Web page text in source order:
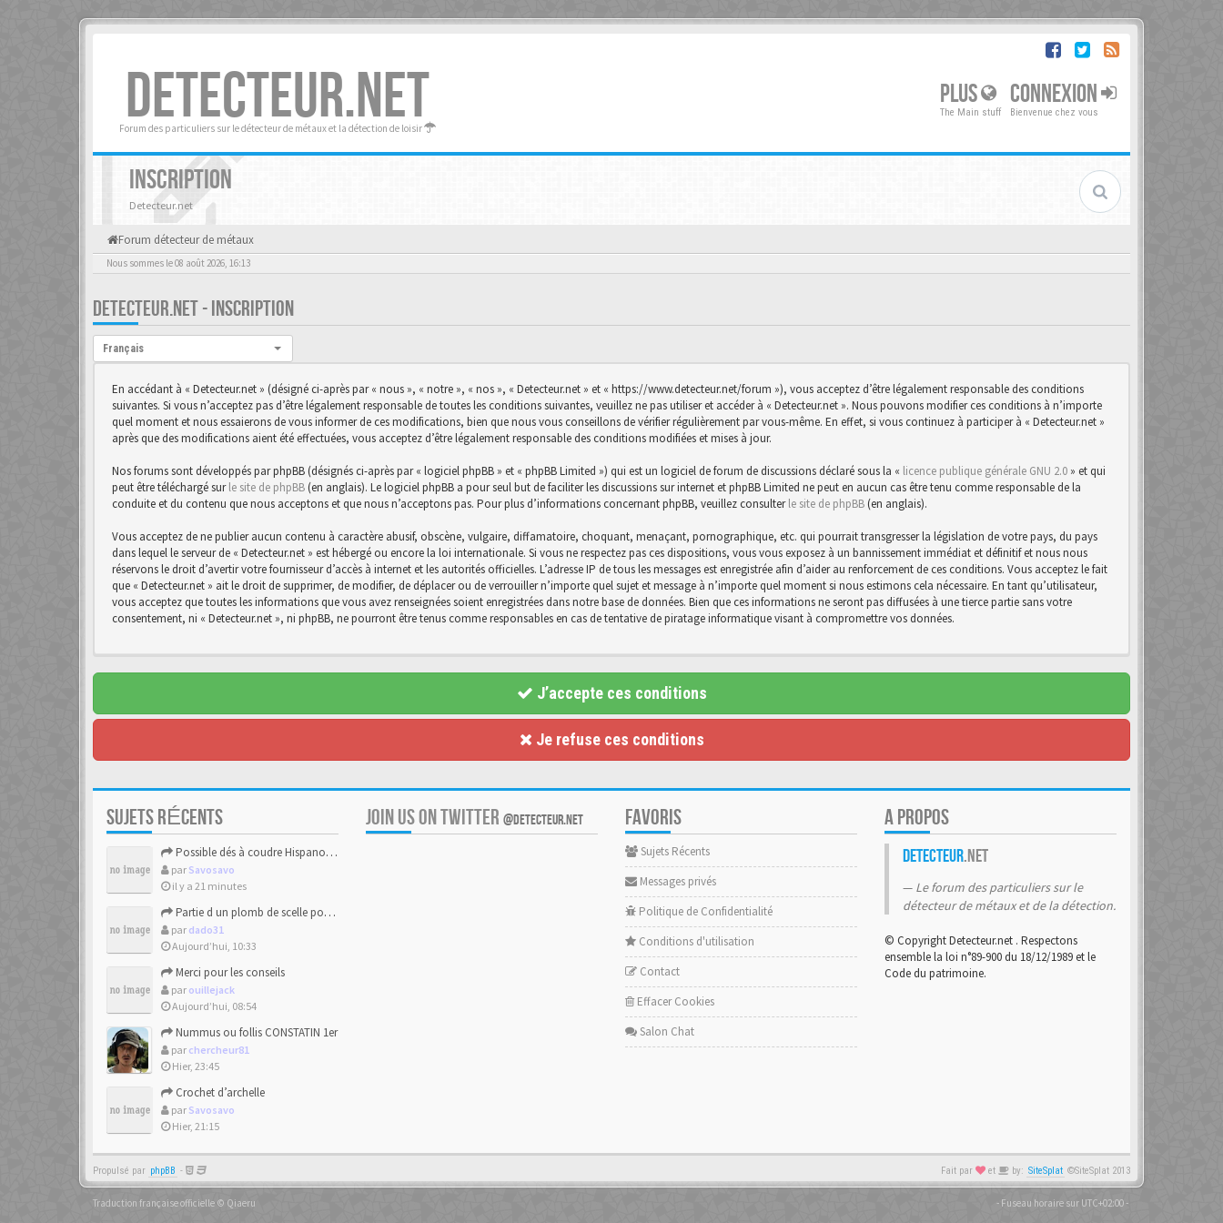
DETECTEUR.NET
Forum des particuliers sur le détecteur de métaux et la détection de loisir
PLUS
The Main stuff
CONNEXION
Bienvenue chez vous
INSCRIPTION
Detecteur.net
Forum détecteur de métaux
Nous sommes le 08 août 2026, 16:13
DETECTEUR.NET - INSCRIPTION
Langue :
Français
En accédant à « Detecteur.net » (désigné ci-après par « nous », « notre », « nos », « Detecteur.net » et « https://www.detecteur.net/forum »), vous acceptez d’être légalement responsable des conditions
suivantes. Si vous n’acceptez pas d’être légalement responsable de toutes les conditions suivantes, veuillez ne pas utiliser et accéder à « Detecteur.net ». Nous pouvons modifier ces conditions à n’importe
quel moment et nous essaierons de vous informer de ces modifications, bien que nous vous conseillons de vérifier régulièrement par vous-même. En effet, si vous continuez à participer à « Detecteur.net »
après que des modifications aient été effectuées, vous acceptez d’être légalement responsable des conditions modifiées et mises à jour.
Nos forums sont développés par phpBB (désignés ci-après par « logiciel phpBB » et « phpBB Limited ») qui est un logiciel de forum de discussions déclaré sous la « licence publique générale GNU 2.0 » et qui
peut être téléchargé surle site de phpBB (en anglais). Le logiciel phpBB a pour seul but de faciliter les discussions sur internet et phpBB Limited ne peut en aucun cas être tenu comme responsable de la
conduite et du contenu que nous acceptons et que nous n’acceptons pas. Pour plus d’informations concernant phpBB, veuillez consulterle site de phpBB (en anglais).
Vous acceptez de ne publier aucun contenu à caractère abusif, obscène, vulgaire, diffamatoire, choquant, menaçant, pornographique, etc. qui pourrait transgresser la législation de votre pays, du pays
dans lequel le serveur de « Detecteur.net » est hébergé ou encore la loi internationale. Si vous ne respectez pas ces dispositions, vous vous exposez à un bannissement immédiat et définitif et nous nous
réservons le droit d’avertir votre fournisseur d’accès à internet et les autorités officielles. L’adresse IP de tous les messages est enregistrée afin d’aider au renforcement de ces conditions. Vous acceptez le fait
que « Detecteur.net » ait le droit de supprimer, de modifier, de déplacer ou de verrouiller n’importe quel sujet et message à n’importe quel moment si nous estimons cela nécessaire. En tant qu’utilisateur,
vous acceptez que toutes les informations que vous avez renseignées soient enregistrées dans notre base de données. Bien que ces informations ne seront pas diffusées à une tierce partie sans votre
consentement, ni « Detecteur.net », ni phpBB, ne pourront être tenus comme responsables en cas de tentative de piratage informatique visant à compromettre vos données.
J’accepte ces conditions
Je refuse ces conditions
SUJETS RÉCENTS
Possible dés à coudre Hispano-mauresque.
par Savosavo
il y a 21 minutes
Partie d un plomb de scelle pour de la chaux hydraulique
par dado31
Aujourd’hui, 10:33
Merci pour les conseils
par ouillejack
Aujourd’hui, 08:54
Nummus ou follis CONSTATIN 1er
par chercheur81
Hier, 23:45
Crochet d’archelle
par Savosavo
Hier, 21:15
JOIN US ON TWITTER @DETECTEUR.NET FAVORIS
Sujets Récents
Messages privés
Politique de Confidentialité
Conditions d'utilisation
Contact
Effacer Cookies
Salon Chat
A PROPOS
Detecteur.net
Le forum des particuliers sur le
détecteur de métaux et de la détection.
© Copyright Detecteur.net . Respectons
ensemble la loi n°89-900 du 18/12/1989 et le
Code du patrimoine.
Propulsé par phpBB - Fait par et by: SiteSplat ©SiteSplat 2013
Traduction française officielle © Qiaeru - Fuseau horaire sur UTC+02:00 -